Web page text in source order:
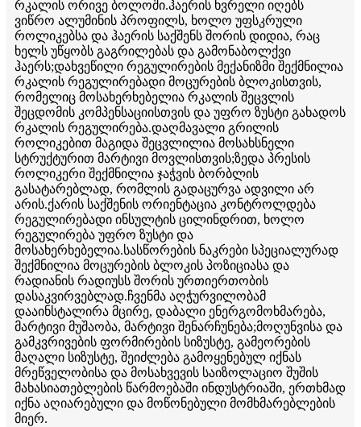
რკალის ორივე ბოლოში.ჰაერის ხვრელი იღებს
ვიწრო ალუმინის პროფილს, ხოლო უფსკრული
როლიკებსა და ჰაერის საქშენს შორის დიდია, რაც
ხელს უწყობს გაგრილებას და გამონაბოლქვი
ჰაერს;დახვეწილი რეგულირების მექანიზმი შექმნილია
რკალის რეგულირებადი მოცურების ბლოკისთვის,
რომელიც მოსახერხებელია რკალის შეცვლის
შეცდომის კომპენსაციისთვის და უფრო ზუსტი გახადოს
რკალის რეგულირება.დაღმავალი გრილის
როლიკებით მაგიდა შეცვლილია მოსახსნელი
სტრუქტურით მარტივი მოვლისთვის;ზედა პრესის
როლიკერი შექმნილია ჯაჭვის ბორბლის
გასატარებლად, რომლის გადაცურვა ადვილი არ
არის.ქარის საქშენის ორიენტაცია კონტროლდება
რეგულირებადი ინსულტის ცილინდრით, ხოლო
რეგულირება უფრო ზუსტი და
მოსახერხებელია.სასწორების ნაკრები სპეციალურად
შექმნილია მოცურების ბლოკის პოზიციასა და
რადიანის რადიუსს შორის ურთიერთობის
დასაკვირვებლად.ჩვენმა აღჭურვილობამ
დააინსტალირა მცირე, დაბალი ენერგომოხმარება,
მარტივი მუშაობა, მარტივი შენარჩუნება;მოღუნვისა და
გამკვრივების ფორმირების სიზუსტე, გამეორების
მაღალი სიზუსტე, შეიძლება გამოყენებულ იქნას
მრეწველობისა და მოსახვევის საიზოლაციო შუშის
მახასიათებლების წარმოებაში ინდუსტრიაში, ერთხმად
იქნა აღიარებული და მოწონებული მომხმარებლების
მიერ.